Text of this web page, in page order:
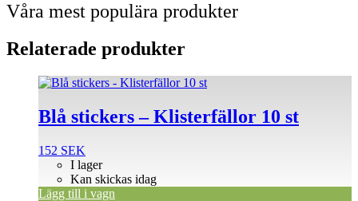
Våra mest populära produkter
Relaterade produkter
Blå stickers – Klisterfällor 10 st
152 SEK
I lager
Kan skickas idag
Lägg till i vagn